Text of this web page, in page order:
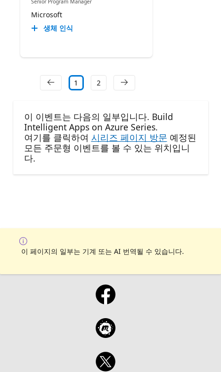
Microsoft
생체 인식
1 2
이 이벤트는 다음의 일부입니다. Build
Intelligent Apps on Azure Series.
여기를 클릭하여 시리즈 페이지 방문 예정된
모든 주문형 이벤트를 볼 수 있는 위치입니
다.
이 페이지의 일부는 기계 또는 AI 번역될 수 있습니다.